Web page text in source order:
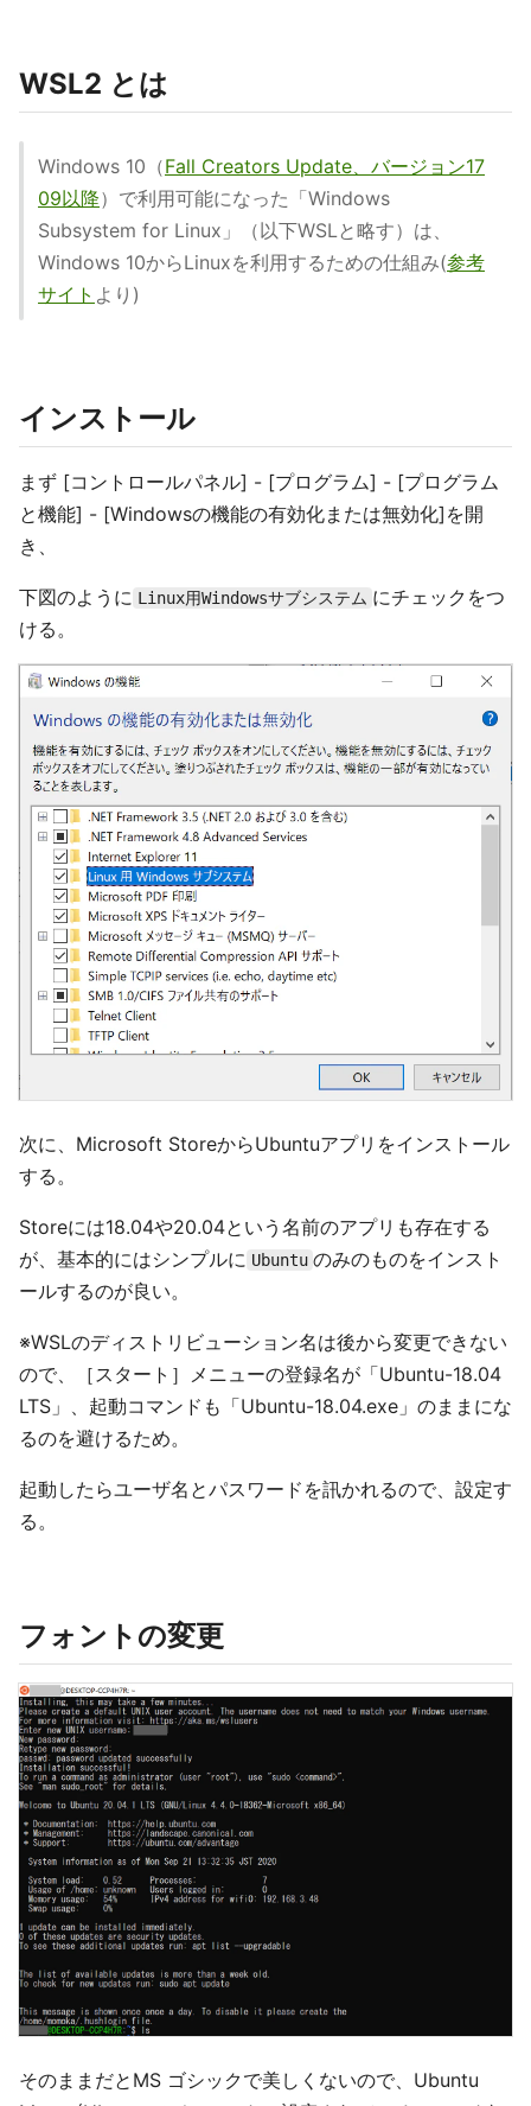
WSL2 とは
Windows 10（Fall Creators Update、バージョン17
09以降）で利用可能になった「Windows
Subsystem for Linux」（以下WSLと略す）は、
Windows 10からLinuxを利用するための仕組み(参考
サイト より)
インストール
まず [コントロールパネル] - [プログラム] - [プログラム
と機能] - [Windowsの機能の有効化または無効化]を開
き、
下図のように Linux用Windowsサブシステム にチェックをつ
ける。
次に、Microsoft StoreからUbuntuアプリをインストール
する。
Storeには18.04や20.04という名前のアプリも存在する
が、基本的にはシンプルに Ubuntu のみのものをインスト
ールするのが良い。
※WSLのディストリビューション名は後から変更できない
ので、［スタート］メニューの登録名が「Ubuntu-18.04
LTS」、起動コマンドも「Ubuntu-18.04.exe」のままにな
るのを避けるため。
起動したらユーザ名とパスワードを訊かれるので、設定す
る。
フォントの変更
そのままだとMS ゴシックで美しくないので、Ubuntu